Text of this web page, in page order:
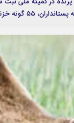
۵۵ گونه خزنده، […]